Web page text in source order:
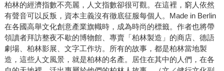
柏林的經濟指數不亮麗，人文指數卻很可觀。在這裡，窮人依然
有聲音可以反叛，資本主義沒有徹底征服每個人。Made in Berlin
在各國高舉文化創意產業旗幟時，成為時尚的標籤。作者也將帶
領讀者拜訪整夜不歇的博物館、專賣「柏林製造」的商店、德語
劇場、柏林影展、文字工作坊。所有的故事，都是柏林當地製
造，這些人文風景，就是柏林的名產。居住在其中的人們，在各